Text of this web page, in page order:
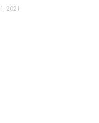
செயல்பாடுகள் - டிசம்பர் 17
2021